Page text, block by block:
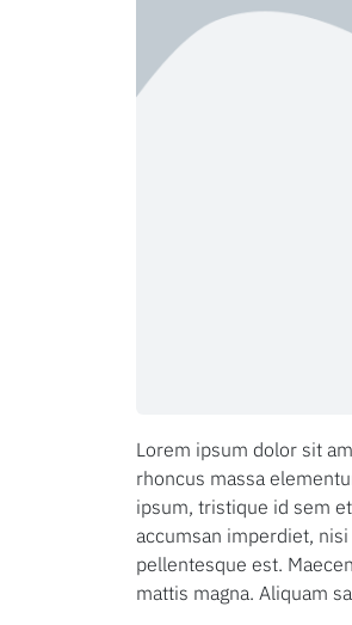
Lorem ipsum dolor sit
rhoncus massa
ipsum, tristique id sem
accumsan imperdiet,
pellentesque est.
mattis magna. Aliquam